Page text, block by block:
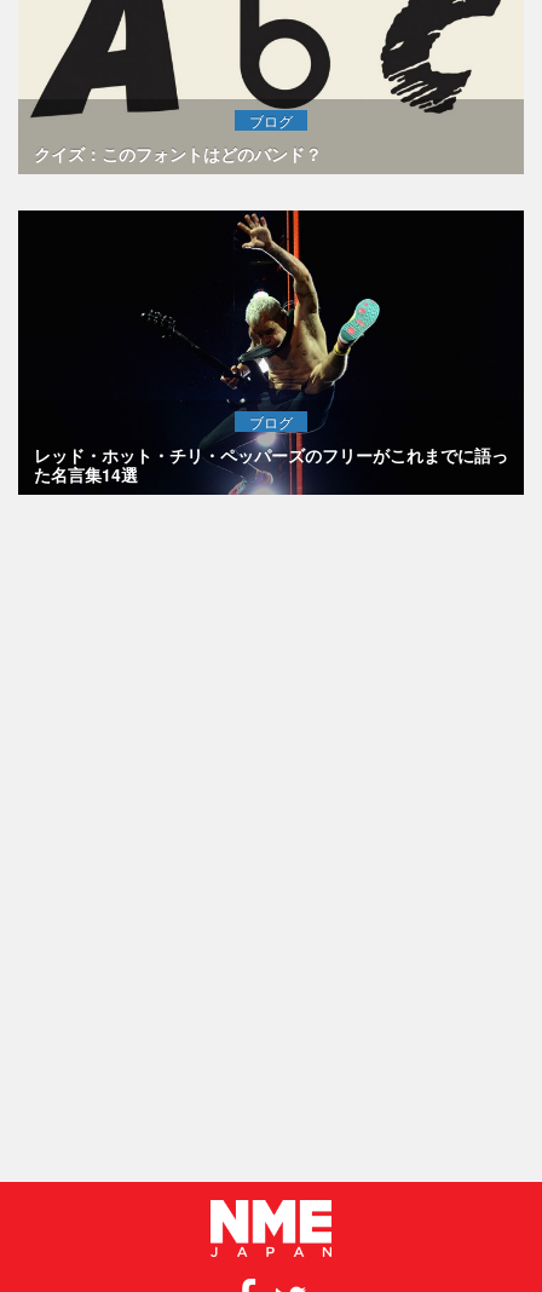
ブログ
クイズ：このフォントはどのバンド？
ブログ
レッド・ホット・チリ・ペッパーズのフリーがこれまでに語っ
た名言集14選